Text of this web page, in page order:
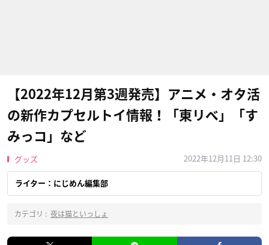
【2022年12月第3週発売】アニメ・オタ活
の新作カプセルトイ情報！「東リベ」「す
みっコ」など
グッズ 2022年12月11日 12:30
ライター：にじめん編集部
カテゴリ : 夜は猫といっしょ